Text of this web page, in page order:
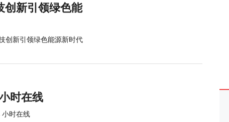
创新引领绿色能
创新引领绿色能源新时代
时在线
小时在线